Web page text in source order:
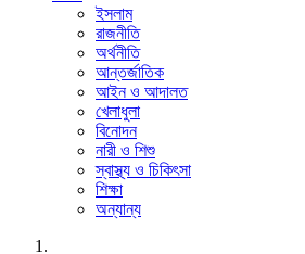
ইসলাম
রাজনীতি
অর্থনীতি
আন্তর্জাতিক
আইন ও আদালত
খেলাধুলা
বিনোদন
নারী ও শিশু
স্বাস্থ্য ও চিকিৎসা
শিক্ষা
অন্যান্য